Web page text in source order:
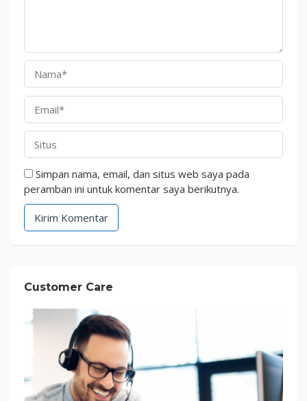
Simpan nama, email, dan situs web saya pada
peramban ini untuk komentar saya berikutnya.
Customer Care